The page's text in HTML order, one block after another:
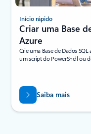
Início rápido
Criar uma Base
Azure
Crie uma Base de Dados
um script do PowerShell ou
Saiba mais